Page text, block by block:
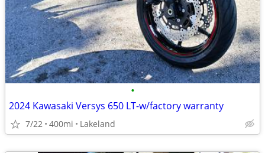
•
2024 Kawasaki Versys 650 LT-w/factory warranty
7/22 400mi Lakeland